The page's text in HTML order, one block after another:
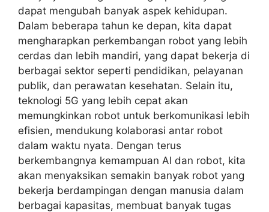
dapat mengubah banyak aspek kehidupan.
Dalam beberapa tahun ke depan, kita dapat
mengharapkan perkembangan robot yang lebih
cerdas dan lebih mandiri, yang dapat bekerja di
berbagai sektor seperti pendidikan, pelayanan
publik, dan perawatan kesehatan. Selain itu,
teknologi 5G yang lebih cepat akan
memungkinkan robot untuk berkomunikasi lebih
efisien, mendukung kolaborasi antar robot
dalam waktu nyata. Dengan terus
berkembangnya kemampuan AI dan robot, kita
akan menyaksikan semakin banyak robot yang
bekerja berdampingan dengan manusia dalam
berbagai kapasitas, membuat banyak tugas